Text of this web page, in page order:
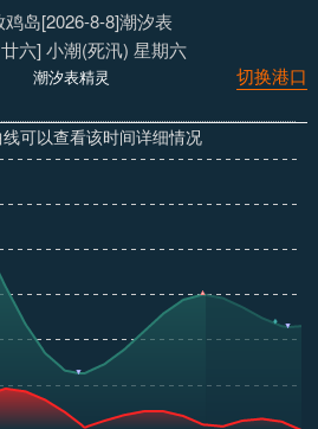
鸡岛[2026-8-8]潮汐表
六] 小潮(死汛) 星期六
切换港口
潮汐表精灵
可以查看该时间详细情况